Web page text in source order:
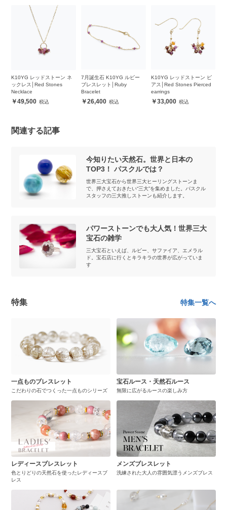
K10YG レッドストーン ネ
ックレス│Red Stones
Necklace
49,500
7月誕生石 K10YG ルビー
ブレスレット│Ruby
Bracelet
26,400
K10YG レッドストーン ピ
アス│Red Stones Pierced
earrings
33,000
関連する記事
今知りたい天然石。世界と日本の
TOP3！ パスクルでは？
世界三大宝石から世界三大ヒーリングストーンま
で、押さえておきたい“三大”を集めました。パスクル
スタッフの三大推しストーンも紹介します。
パワーストーンでも大人気！世界三大
宝石の雑学
三大宝石といえば、ルビー、サファイア、エメラル
ド。宝石店に行くとキラキラの世界が広がっていま
す
特集 特集一覧へ
一点ものブレスレット
こだわりの石でつくった一点ものシリーズ
宝石ルース・天然石ルース
無限に広がるルースの楽しみ方
レディースブレスレット
色とりどりの天然石を使ったレディースブ
レス
メンズブレスレット
洗練された大人の雰囲気漂うメンズブレス